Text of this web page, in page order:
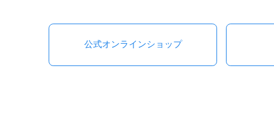
公式オンラインショップ